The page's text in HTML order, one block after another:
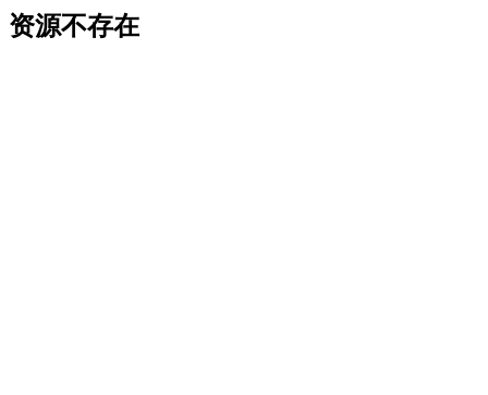
资源不存在